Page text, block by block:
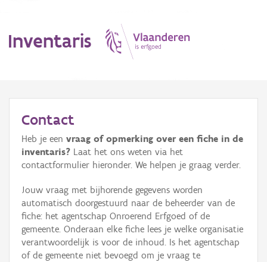
Inventaris
Erfgoedobject
Aanduidingsobject
Waarneming
Thema
Gebeurtenis
Contact
Heb je een vraag of opmerking over een fiche in de
inventaris? Laat het ons weten via het
contactformulier hieronder. We helpen je graag verder.
Jouw vraag met bijhorende gegevens worden
automatisch doorgestuurd naar de beheerder van de
fiche: het agentschap Onroerend Erfgoed of de
gemeente. Onderaan elke fiche lees je welke organisatie
verantwoordelijk is voor de inhoud. Is het agentschap
of de gemeente niet bevoegd om je vraag te